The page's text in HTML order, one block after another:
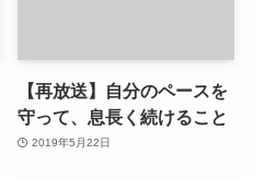
【再放送】自分のペースを
守って、息長く続けること
2019年5月22日